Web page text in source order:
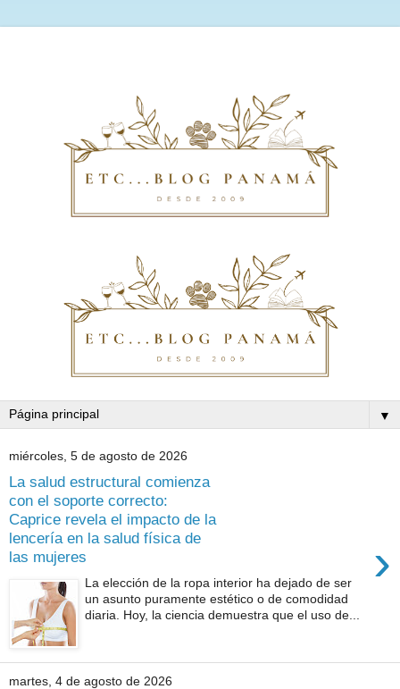
▼
miércoles, 5 de agosto de 2026
La salud estructural comienza
con el soporte correcto:
Caprice revela el impacto de la
lencería en la salud física de
las mujeres
›
La elección de la ropa interior ha dejado de ser
un asunto puramente estético o de comodidad
diaria. Hoy, la ciencia demuestra que el uso de...
martes, 4 de agosto de 2026